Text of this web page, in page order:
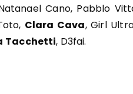
Cano, Pabblo
Clara Cava, Girl
Tacchetti, D3fai.